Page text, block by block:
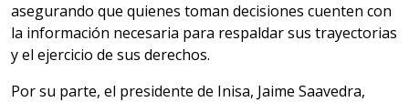
asegurando que quienes toman decisiones cuenten con
la información necesaria para respaldar sus trayectorias
y el ejercicio de sus derechos.
Por su parte, el presidente de Inisa, Jaime Saavedra,